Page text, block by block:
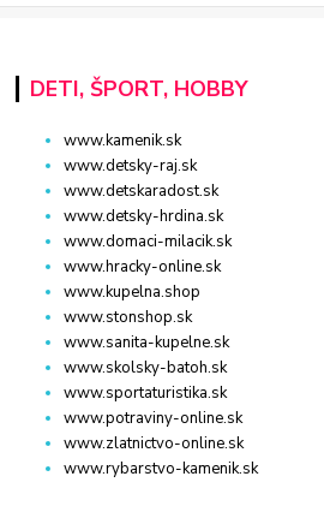
DETI, ŠPORT, HOBBY
www.kamenik.sk
www.detsky-raj.sk
www.detskaradost.sk
www.detsky-hrdina.sk
www.domaci-milacik.sk
www.hracky-online.sk
www.kupelna.shop
www.stonshop.sk
www.sanita-kupelne.sk
www.skolsky-batoh.sk
www.sportaturistika.sk
www.potraviny-online.sk
www.zlatnictvo-online.sk
www.rybarstvo-kamenik.sk